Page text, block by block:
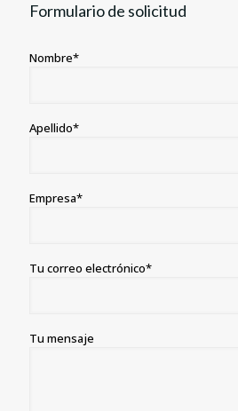
Formulario de solicitud
Nombre*
Apellido*
Empresa*
Tu correo electrónico*
Tu mensaje